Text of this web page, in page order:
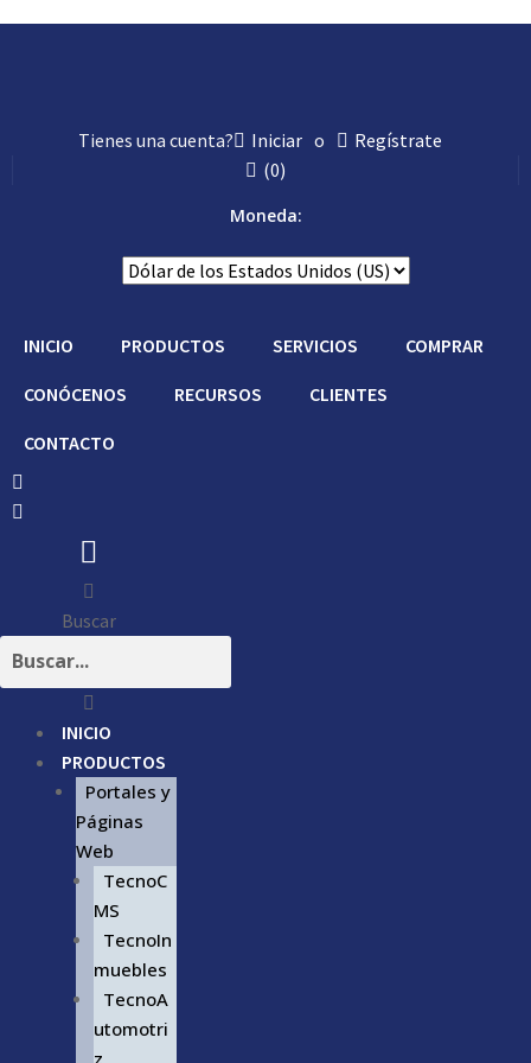
Tienes una cuenta? Iniciar o
Regístrate
(0)
Moneda:
INICIO PRODUCTOS SERVICIOS COMPRAR
CONÓCENOS RECURSOS CLIENTES
CONTACTO
Buscar
INICIO
PRODUCTOS
Portales y
Páginas
Web
TecnoC
MS
TecnoIn
muebles
TecnoA
utomotri